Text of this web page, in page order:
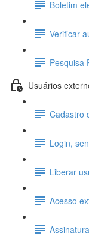
Boletim
Verificar
Pesquisa
Usuários
Cadastro
Login,
Liberar
Acesso